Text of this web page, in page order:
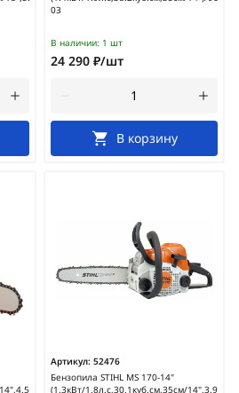
03
В наличии: 1 шт
24 290 ₽/шт
В корзину
11482000332
Артикул: 52476
Бензопила STIHL MS 170-14"
(1.3кВт/1.8л.с,30.1куб.см,35см/14",3.9кг)/